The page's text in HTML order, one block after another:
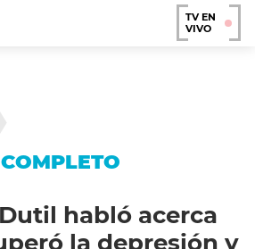
TV EN
VIVO
habló acerca
la depresión y